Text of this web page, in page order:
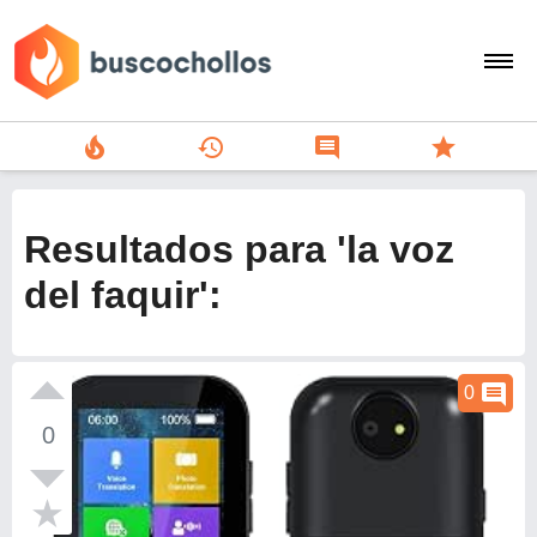
search
add
local_fire_department history comment star
Resultados para 'la voz
del faquir':
0
0 comment